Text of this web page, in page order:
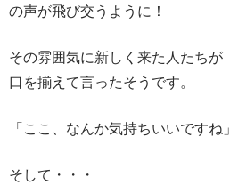
の声が飛び交うように！
その雰囲気に新しく来た人たちが
口を揃えて言ったそうです。
「ここ、なんか気持ちいいですね」
そして・・・